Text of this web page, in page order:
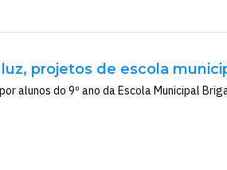
projetos de escola
alunos do 9º ano da Escola Municipal